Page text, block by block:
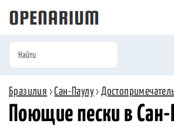
Бразилия ›Сан-Паулу›
Поющие пески в Сан-